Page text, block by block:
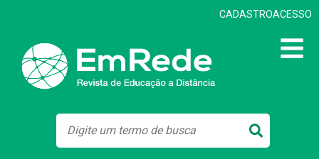
CADASTROACESSO